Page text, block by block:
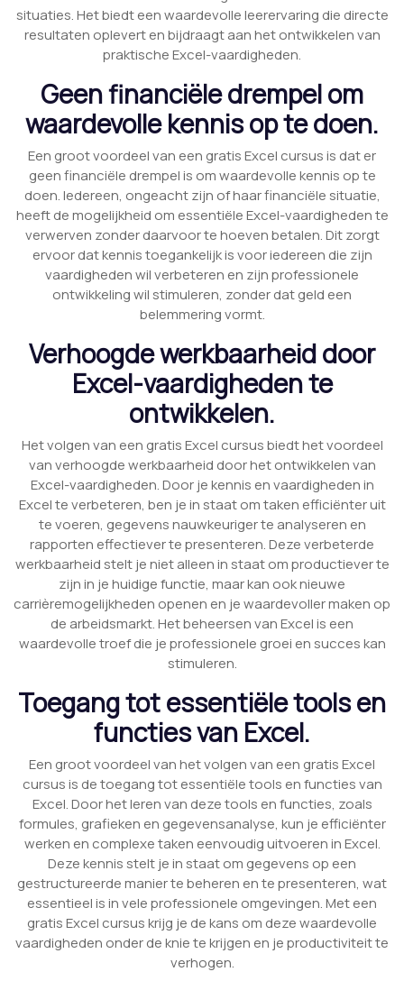
situaties. Het biedt een waardevolle leerervaring die directe
resultaten oplevert en bijdraagt aan het ontwikkelen van
praktische Excel-vaardigheden.
Geen financiële drempel om
waardevolle kennis op te doen.
Een groot voordeel van een gratis Excel cursus is dat er
geen financiële drempel is om waardevolle kennis op te
doen. Iedereen, ongeacht zijn of haar financiële situatie,
heeft de mogelijkheid om essentiële Excel-vaardigheden te
verwerven zonder daarvoor te hoeven betalen. Dit zorgt
ervoor dat kennis toegankelijk is voor iedereen die zijn
vaardigheden wil verbeteren en zijn professionele
ontwikkeling wil stimuleren, zonder dat geld een
belemmering vormt.
Verhoogde werkbaarheid door
Excel-vaardigheden te
ontwikkelen.
Het volgen van een gratis Excel cursus biedt het voordeel
van verhoogde werkbaarheid door het ontwikkelen van
Excel-vaardigheden. Door je kennis en vaardigheden in
Excel te verbeteren, ben je in staat om taken efficiënter uit
te voeren, gegevens nauwkeuriger te analyseren en
rapporten effectiever te presenteren. Deze verbeterde
werkbaarheid stelt je niet alleen in staat om productiever te
zijn in je huidige functie, maar kan ook nieuwe
carrièremogelijkheden openen en je waardevoller maken op
de arbeidsmarkt. Het beheersen van Excel is een
waardevolle troef die je professionele groei en succes kan
stimuleren.
Toegang tot essentiële tools en
functies van Excel.
Een groot voordeel van het volgen van een gratis Excel
cursus is de toegang tot essentiële tools en functies van
Excel. Door het leren van deze tools en functies, zoals
formules, grafieken en gegevensanalyse, kun je efficiënter
werken en complexe taken eenvoudig uitvoeren in Excel.
Deze kennis stelt je in staat om gegevens op een
gestructureerde manier te beheren en te presenteren, wat
essentieel is in vele professionele omgevingen. Met een
gratis Excel cursus krijg je de kans om deze waardevolle
vaardigheden onder de knie te krijgen en je productiviteit te
verhogen.